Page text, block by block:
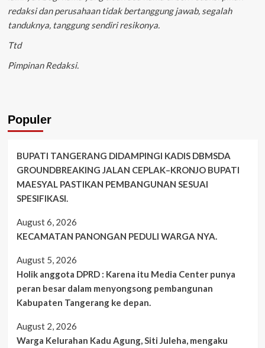
redaksi dan perusahaan tidak bertanggung jawab, segalah
tanduknya, tanggung sendiri resikonya.
Ttd
Pimpinan Redaksi.
Populer
BUPATI TANGERANG DIDAMPINGI KADIS DBMSDA
GROUNDBREAKING JALAN CEPLAK–KRONJO BUPATI
MAESYAL PASTIKAN PEMBANGUNAN SESUAI
SPESIFIKASI.
August 6, 2026
KECAMATAN PANONGAN PEDULI WARGA NYA.
August 5, 2026
Holik anggota DPRD : Karena itu Media Center punya
peran besar dalam menyongsong pembangunan
Kabupaten Tangerang ke depan.
August 2, 2026
Warga Kelurahan Kadu Agung, Siti Juleha, mengaku